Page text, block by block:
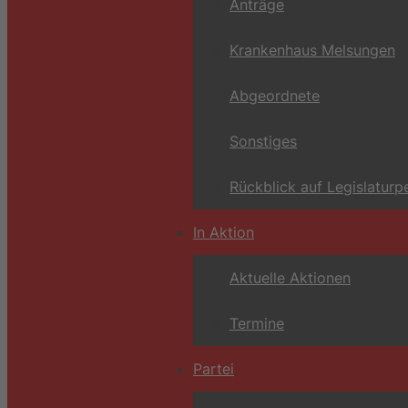
Anträge
Krankenhaus Melsungen
Abgeordnete
Sonstiges
Rückblick auf
In Aktion
Aktuelle Aktionen
Termine
Partei